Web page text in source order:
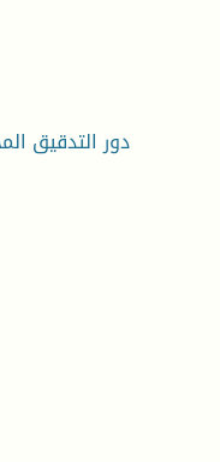
دور التدقيق